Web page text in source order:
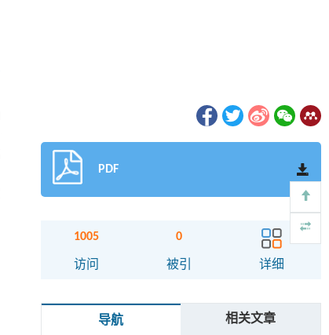
PDF
1005
访问
0
被引 详细
导航 相关文章